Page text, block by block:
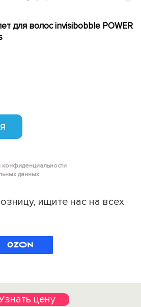
для волос invisibobble POWER
конфиденциальности
данных
ищите нас на всех
цену